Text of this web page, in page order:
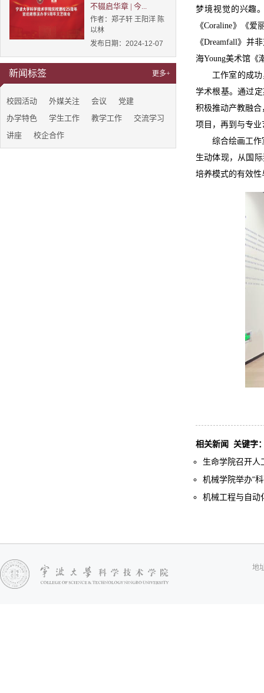
不辍启华章 | 今...
作者：郑子轩 王阳洋 陈
以林
发布日期：2024-12-07
新闻标签 更多+
校园活动 外媒关注 会议
党建
办学特色
学生工作 教学工作
交流学习
讲座
校企合作
梦境视觉的兴趣
《Coraline》《
《Dreamfall》并
海Young美术馆《
工作室的成
学术根基。通过
积极推动产教融合
项目，再到与专
综合绘画工作
生动体现，从国
培养模式的有效性
相关新闻
关键字
生命学院召开人
机械学院举办“
机械工程与自动
地